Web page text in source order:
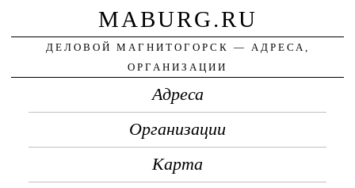
MABURG.RU
ДЕЛОВОЙ МАГНИТОГОРСК — АДРЕСА,
ОРГАНИЗАЦИИ
Адреса
Организации
Карта